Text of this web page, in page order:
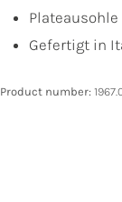
Plateausohle
Gefertigt in
Product number: